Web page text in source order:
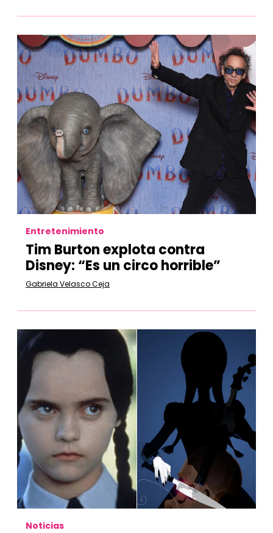
Entretenimiento
Tim Burton explota contra
Disney: “Es un circo horrible”
Gabriela Velasco Ceja
Noticias